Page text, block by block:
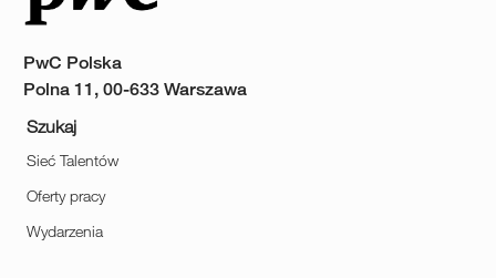
PwC Polska
Polna 11, 00-633 Warszawa
Szukaj
Sieć Talentów
Oferty pracy
Wydarzenia